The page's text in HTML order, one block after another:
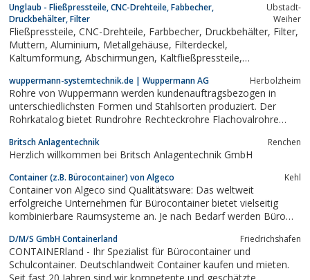
Unglaub - Fließpressteile, CNC-Drehteile, Fabbecher,
Druckbehälter, Filter
Ubstadt-
Weiher
Fließpressteile, CNC-Drehteile, Farbbecher, Druckbehälter, Filter,
Muttern, Aluminium, Metallgehäuse, Filterdeckel,
Kaltumformung, Abschirmungen, Kaltfließpressteile,
Ubstadt, Ariane Unglaub, Kraichgau, Flansche
wuppermann-systemtechnik.de | Wuppermann AG Herbolzheim
Rohre von Wuppermann werden kundenauftragsbezogen in
unterschiedlichsten Formen und Stahlsorten produziert. Der
Rohrkatalog bietet Rundrohre Rechteckrohre Flachovalrohre
Rohre Elliptischovalrohre...
Britsch Anlagentechnik Renchen
Herzlich willkommen bei Britsch Anlagentechnik GmbH
Container (z.B. Bürocontainer) von Algeco Kehl
Container von Algeco sind Qualitätsware: Das weltweit
erfolgreiche Unternehmen für Bürocontainer bietet vielseitig
kombinierbare Raumsysteme an. Je nach Bedarf werden Büro
Vermietung oder Kauf der Container stehen Experten von Algeco
beratend zur Seite....
D/M/S GmbH Containerland Friedrichshafen
CONTAINERland - Ihr Spezialist für Bürocontainer und
Schulcontainer. Deutschlandweit Container kaufen und mieten.